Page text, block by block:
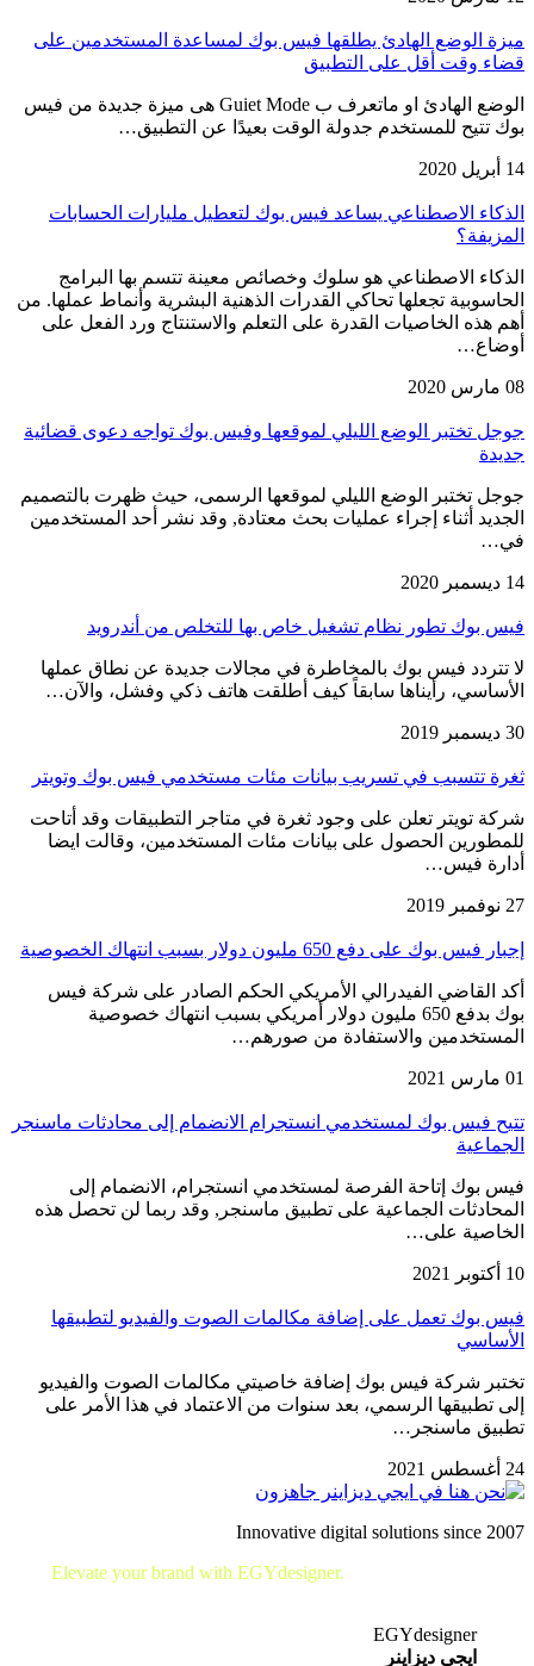
ميزة الوضع الهادئ يطلقها فيس بوك لمساعدة المستخدمين على
قضاء وقت أقل على التطبيق
الوضع الهادئ او ماتعرف ب Guiet Mode هى ميزة جديدة من فيس
بوك تتيح للمستخدم جدولة الوقت بعيدًا عن التطبيق…
14 أبريل 2020
الذكاء الاصطناعي يساعد فيس بوك لتعطيل مليارات الحسابات
المزيفة؟
الذكاء الاصطناعي هو سلوك وخصائص معينة تتسم بها البرامج
الحاسوبية تجعلها تحاكي القدرات الذهنية البشرية وأنماط عملها. من
أهم هذه الخاصيات القدرة على التعلم والاستنتاج ورد الفعل على
أوضاع…
08 مارس 2020
جوجل تختبر الوضع الليلي لموقعها وفيس بوك تواجه دعوى قضائية
جديدة
جوجل تختبر الوضع الليلي لموقعها الرسمى، حيث ظهرت بالتصميم
الجديد أثناء إجراء عمليات بحث معتادة, وقد نشر أحد المستخدمين
في…
14 ديسمبر 2020
فيس بوك تطور نظام تشغيل خاص بها للتخلص من أندرويد
لا تتردد فيس بوك بالمخاطرة في مجالات جديدة عن نطاق عملها
الأساسي، رأيناها سابقاً كيف أطلقت هاتف ذكي وفشل، والآن…
30 ديسمبر 2019
ثغرة تتسبب في تسريب بيانات مئات مستخدمي فيس بوك وتويتر
شركة تويتر تعلن على وجود ثغرة في متاجر التطبيقات وقد أتاحت
للمطورين الحصول على بيانات مئات المستخدمين، وقالت ايضا
أدارة فيس…
27 نوفمبر 2019
إجبار فيس بوك على دفع 650 مليون دولار بسبب انتهاك الخصوصية
أكد القاضي الفيدرالي الأمريكي الحكم الصادر على شركة فيس
بوك بدفع 650 مليون دولار أمريكي بسبب انتهاك خصوصية
المستخدمين والاستفادة من صورهم…
01 مارس 2021
تتيح فيس بوك لمستخدمي انستجرام الانضمام إلى محادثات ماسنجر
الجماعية
فيس بوك إتاحة الفرصة لمستخدمي انستجرام، الانضمام إلى
المحادثات الجماعية على تطبيق ماسنجر, وقد ربما لن تحصل هذه
الخاصية على…
10 أكتوبر 2021
فيس بوك تعمل على إضافة مكالمات الصوت والفيديو لتطبيقها
الأساسي
تختبر شركة فيس بوك إضافة خاصيتي مكالمات الصوت والفيديو
إلى تطبيقها الرسمي، بعد سنوات من الاعتماد في هذا الأمر على
تطبيق ماسنجر…
24 أغسطس 2021
Innovative digital solutions since 2007
Elevate your brand with EGYdesigner.
EGYdesigner
ايجي ديزاينر